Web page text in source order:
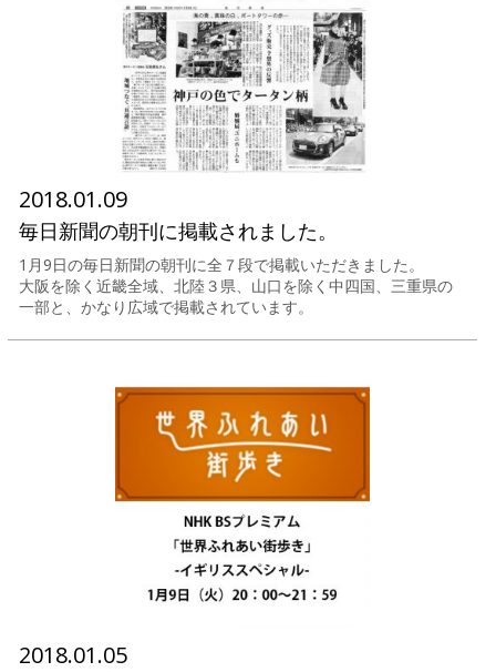
2018.01.09
毎日新聞の朝刊に掲載されました。
1月9日の毎日新聞の朝刊に全７段で掲載いただきました。
大阪を除く近畿全域、北陸３県、山口を除く中四国、三重県の
一部と、かなり広域で掲載されています。
2018.01.05